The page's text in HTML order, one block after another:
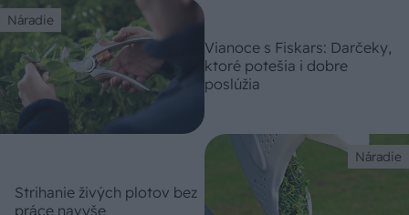
Náradie
Vianoce s Fiskars: Darčeky,
ktoré potešia i dobre
poslúžia
Náradie
Strihanie živých plotov bez
práce navyše